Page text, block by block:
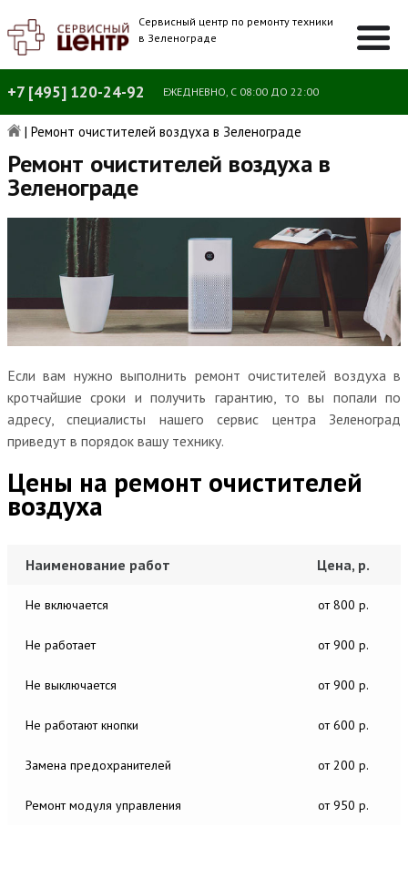
Сервисный центр по ремонту техники
в Зеленограде
+7 [495] 120-24-92 ЕЖЕДНЕВНО, С 08:00 ДО 22:00
| Ремонт очистителей воздуха в Зеленограде
Ремонт очистителей воздуха в
Зеленограде
Если вам нужно выполнить ремонт очистителей воздуха в
кротчайшие сроки и получить гарантию, то вы попали по
адресу, специалисты нашего сервис центра Зеленоград
приведут в порядок вашу технику.
Цены на ремонт очистителей
воздуха
Наименование работ Цена, р.
Не включается от 800 р.
Не работает от 900 р.
Не выключается от 900 р.
Не работают кнопки от 600 р.
Замена предохранителей от 200 р.
Ремонт модуля управления от 950 р.